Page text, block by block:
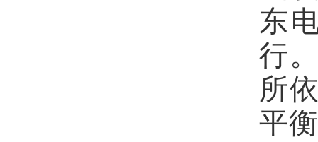
东
行
所
平